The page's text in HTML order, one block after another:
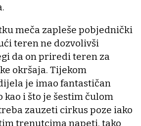
meča zapleše pobjednički
teren ne dozvolivši
da on priredi teren za
okršaja. Tijekom
je imao fantastičan
i što je šestim čulom
zauzeti cirkus poze iako
trenutcima napeti, tako